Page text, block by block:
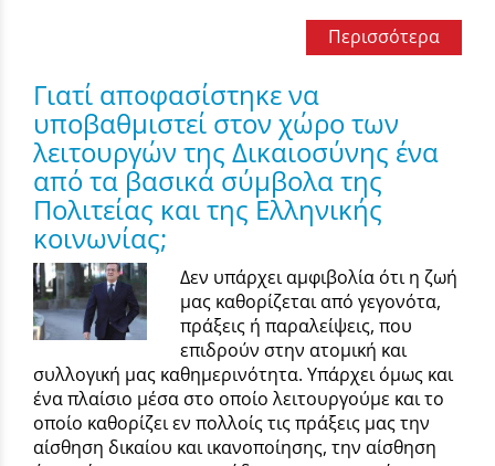
Περισσότερα
Γιατί αποφασίστηκε να
υποβαθμιστεί στον χώρο των
λειτουργών της Δικαιοσύνης ένα
από τα βασικά σύμβολα της
Πολιτείας και της Ελληνικής
κοινωνίας;
Δεν υπάρχει αμφιβολία ότι η ζωή
μας καθορίζεται από γεγονότα,
πράξεις ή παραλείψεις, που
επιδρούν στην ατομική και
συλλογική μας καθημερινότητα. Υπάρχει όμως και
ένα πλαίσιο μέσα στο οποίο λειτουργούμε και το
οποίο καθορίζει εν πολλοίς τις πράξεις μας την
αίσθηση δικαίου και ικανοποίησης, την αίσθηση